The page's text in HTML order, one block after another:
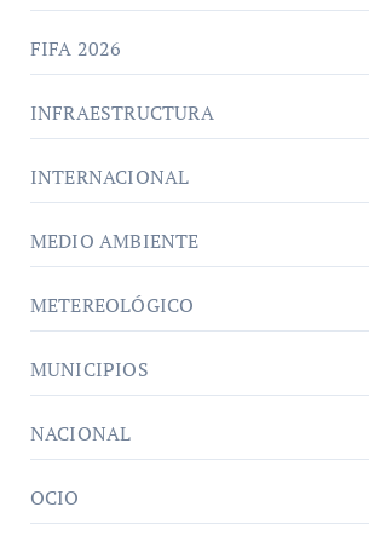
FIFA 2026
INFRAESTRUCTURA
INTERNACIONAL
MEDIO AMBIENTE
METEREOLÓGICO
MUNICIPIOS
NACIONAL
OCIO